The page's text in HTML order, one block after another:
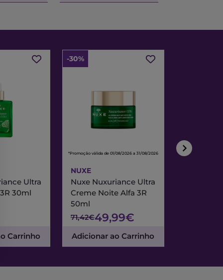
Ultra
30ml
Carrinho
-30%
*Promoção válida de 01/08/2026 a 31/08/2026
NUXE
Nuxe Nuxuriance Ultra
Creme Noite Alfa 3R
50ml
71,42€49,99€
Adicionar ao Carrinho
*Promoção válida